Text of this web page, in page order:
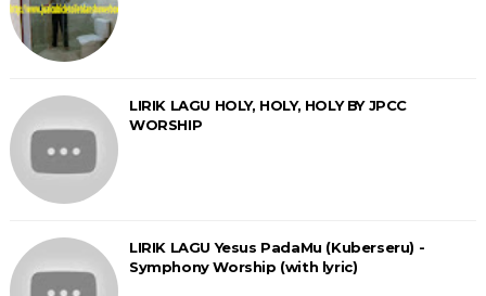
LIRIK LAGU HOLY, HOLY, HOLY BY JPCC
WORSHIP
LIRIK LAGU Yesus PadaMu (Kuberseru) -
Symphony Worship (with lyric)